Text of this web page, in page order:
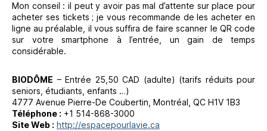
Mon conseil : il peut y avoir pas mal d’attente sur place pour
acheter ses tickets ; je vous recommande de les acheter en
ligne au préalable, il vous suffira de faire scanner le QR code
sur votre smartphone à l’entrée, un gain de temps
considérable.
BIODÔME – Entrée 25,50 CAD (adulte) (tarifs réduits pour
seniors, étudiants, enfants …)
4777 Avenue Pierre-De Coubertin, Montréal, QC H1V 1B3
Téléphone : +1 514-868-3000
Site Web : http://espacepourlavie.ca